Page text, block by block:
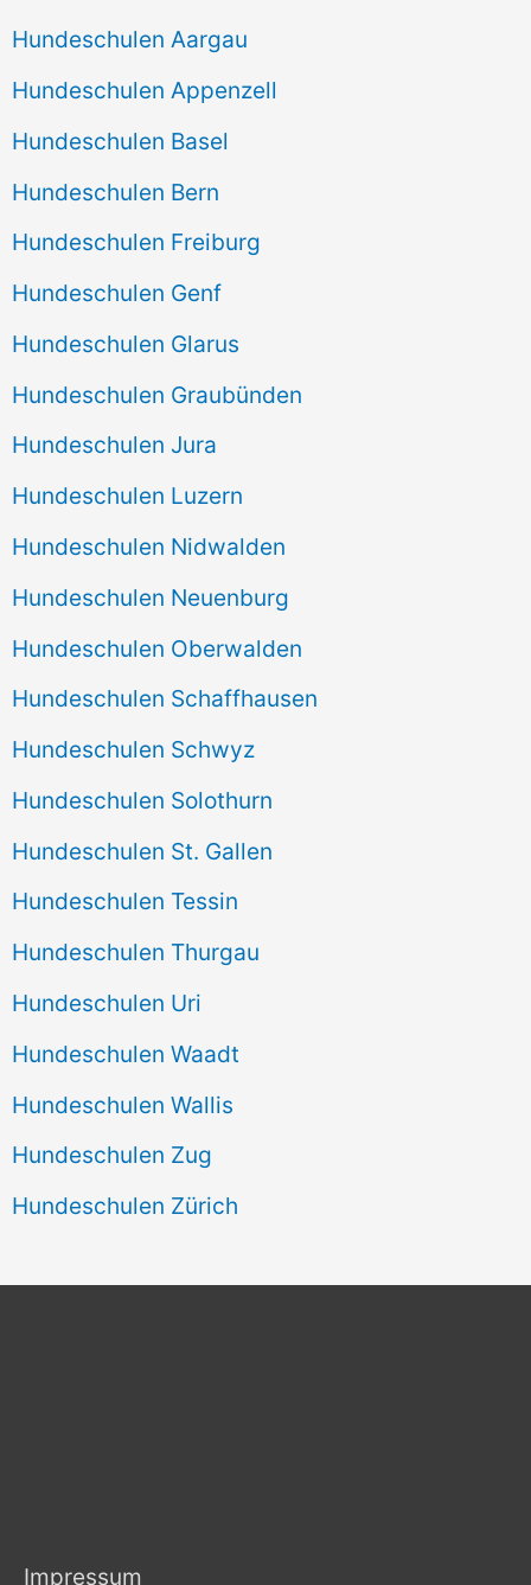
Hundeschulen Aargau
Hundeschulen Appenzell
Hundeschulen Basel
Hundeschulen Bern
Hundeschulen Freiburg
Hundeschulen Genf
Hundeschulen Glarus
Hundeschulen Graubünden
Hundeschulen Jura
Hundeschulen Luzern
Hundeschulen Nidwalden
Hundeschulen Neuenburg
Hundeschulen Oberwalden
Hundeschulen Schaffhausen
Hundeschulen Schwyz
Hundeschulen Solothurn
Hundeschulen St. Gallen
Hundeschulen Tessin
Hundeschulen Thurgau
Hundeschulen Uri
Hundeschulen Waadt
Hundeschulen Wallis
Hundeschulen Zug
Hundeschulen Zürich
Impressum